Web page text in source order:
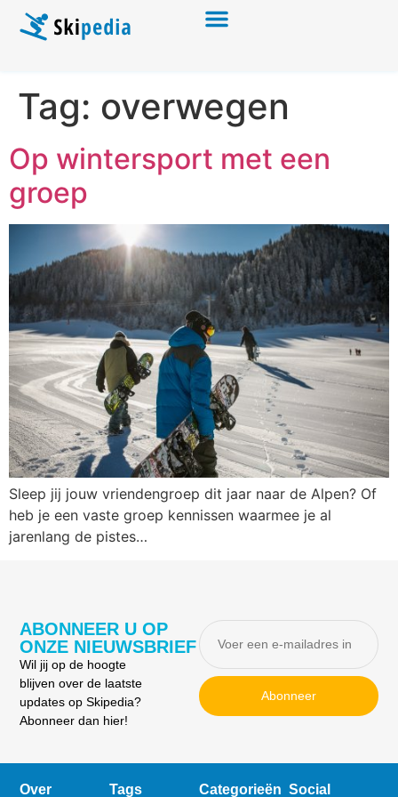
Tag: overwegen
Op wintersport met een
groep
Sleep jij jouw vriendengroep dit jaar naar de Alpen? Of
heb je een vaste groep kennissen waarmee je al
jarenlang de pistes…
ABONNEER U OP
ONZE NIEUWSBRIEF
Wil jij op de hoogte
blijven over de laatste
updates op Skipedia?
Abonneer dan hier!
Abonneer
Over Tags Categorieën Social